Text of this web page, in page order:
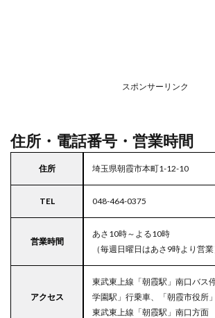
ルエ
ツ
区の
場付
ーパ
スポンサーリンク
住所・電話番号・営業時間
住所 埼玉県朝霞市本町1-12-10
TEL 048-464-0375
営業時間
あさ10時～よる10時
（毎週日曜日はあさ9時より営業
アクセス
東武東上線「朝霞駅」南口バ
学園駅」行乗車、「朝霞市役所
東武東上線「朝霞駅」南口方